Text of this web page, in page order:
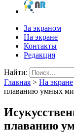
За экраном
На экране
Контакты
Редакция
Найти:
Главная > На экране
плаванию умных
плаванию